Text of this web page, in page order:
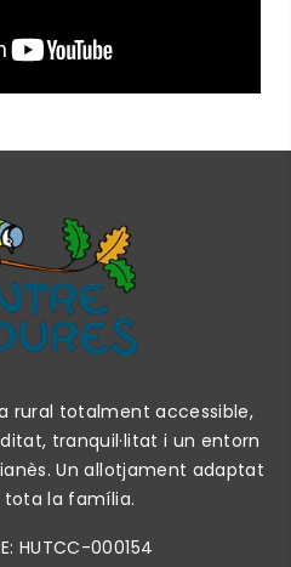
rural totalment accessible,
tranquil·litat i un entorn
Un allotjament adaptat
tota la família.
HUTCC-000154